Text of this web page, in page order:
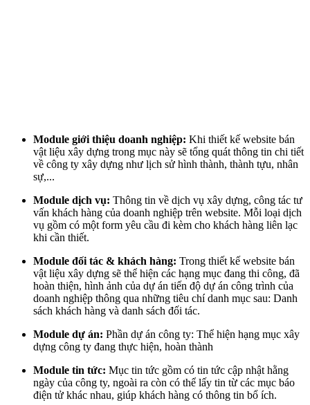
Module giới thiệu doanh nghiệp: Khi thiết kế website bán
vật liệu xây dựng trong mục này sẽ tổng quát thông tin chi tiết
về công ty xây dựng như lịch sử hình thành, thành tựu, nhân
sự,...
Module dịch vụ: Thông tin về dịch vụ xây dựng, công tác tư
vấn khách hàng của doanh nghiệp trên website. Mỗi loại dịch
vụ gồm có một form yêu cầu đi kèm cho khách hàng liên lạc
khi cần thiết.
Module đối tác & khách hàng: Trong thiết kế website bán
vật liệu xây dựng sẽ thể hiện các hạng mục đang thi công, đã
hoàn thiện, hình ảnh của dự án tiến độ dự án công trình của
doanh nghiệp thông qua những tiêu chí danh mục sau: Danh
sách khách hàng và danh sách đối tác.
Module dự án: Phần dự án công ty: Thể hiện hạng mục xây
dựng công ty đang thực hiện, hoàn thành
Module tin tức: Mục tin tức gồm có tin tức cập nhật hằng
ngày của công ty, ngoài ra còn có thể lấy tin từ các mục báo
điện tử khác nhau, giúp khách hàng có thông tin bổ ích.